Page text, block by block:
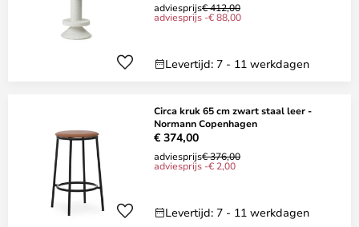
adviesprijs€ 412,00
adviesprijs -€ 88,00
Levertijd: 7 - 11 werkdagen
Circa kruk 65 cm zwart staal leer -
Normann Copenhagen
€ 374,00
adviesprijs€ 376,00
adviesprijs -€ 2,00
Levertijd: 7 - 11 werkdagen